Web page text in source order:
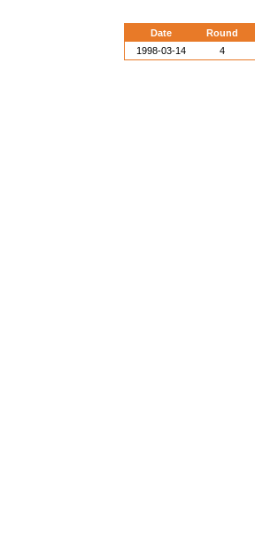
Date Round
1998-03-14
4